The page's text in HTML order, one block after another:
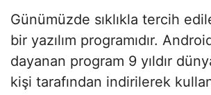
Günümüzde sıklıkla tercih
bir yazılım programıdır.
dayanan program 9 yıldır
kişi tarafından indirilerek